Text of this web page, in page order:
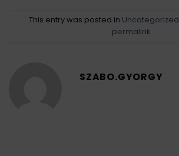
This entry was posted in Uncategorized
permalink.
SZABO.GYORGY